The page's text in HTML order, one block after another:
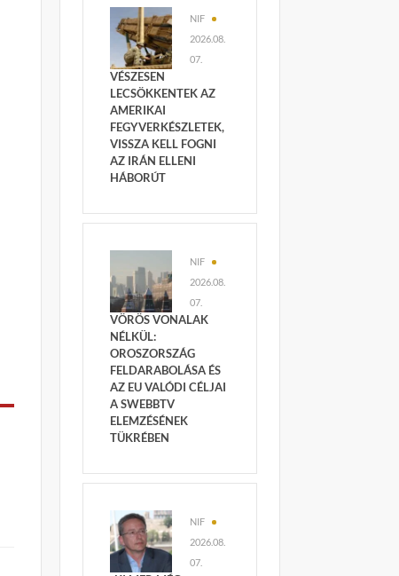
NIF
2026.08.
07.
VÉSZESEN
LECSÖKKENTEK AZ
AMERIKAI
FEGYVERKÉSZLETEK,
VISSZA KELL FOGNI
AZ IRÁN ELLENI
HÁBORÚT
NIF
2026.08.
07.
VÖRÖS VONALAK
NÉLKÜL:
OROSZORSZÁG
FELDARABOLÁSA ÉS
AZ EU VALÓDI CÉLJAI
A SWEBBTV
ELEMZÉSÉNEK
TÜKRÉBEN
NIF
2026.08.
07.